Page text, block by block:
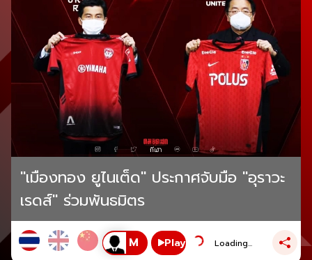
"เมืองทอง ยูไนเต็ด" ประกาศจับมือ "อุราวะ
เรดส์" ร่วมพันธมิตร
Play Loading...